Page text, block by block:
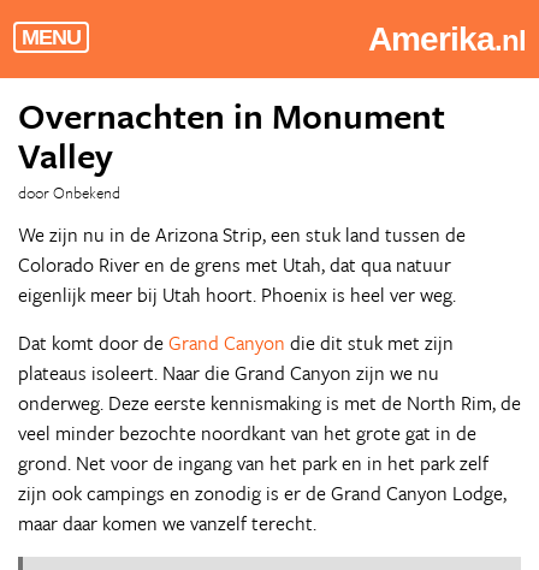
MENU Amerika.nl
Overnachten in Monument
Valley
door Onbekend
We zijn nu in de Arizona Strip, een stuk land tussen de
Colorado River en de grens met Utah, dat qua natuur
eigenlijk meer bij Utah hoort. Phoenix is heel ver weg.
Dat komt door deGrand Canyon die dit stuk met zijn
plateaus isoleert. Naar die Grand Canyon zijn we nu
onderweg. Deze eerste kennismaking is met de North Rim, de
veel minder bezochte noordkant van het grote gat in de
grond. Net voor de ingang van het park en in het park zelf
zijn ook campings en zonodig is er de Grand Canyon Lodge,
maar daar komen we vanzelf terecht.